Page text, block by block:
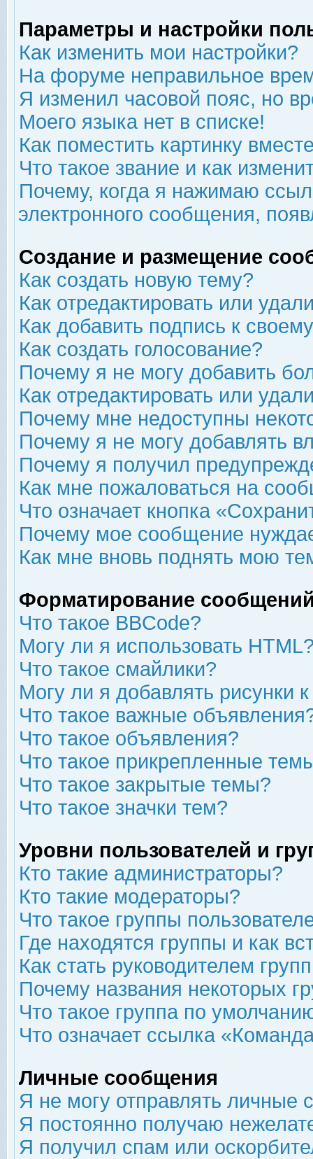
Параметры и настройки
Как изменить мои настройки?
На форуме неправильное
Я изменил часовой пояс, но
Моего языка нет в списке!
Как поместить картинку
Что такое звание и как
Почему, когда я нажимаю
электронного сообщения,
Создание и размещение
Как создать новую тему?
Как отредактировать или
Как добавить подпись к
Как создать голосование?
Почему я не могу добавить
Как отредактировать или
Почему мне недоступны
Почему я не могу добавлять
Почему я получил
Как мне пожаловаться на
Что означает кнопка
Почему мое сообщение
Как мне вновь поднять мою
Форматирование
Что такое BBCode?
Могу ли я использовать
Что такое смайлики?
Могу ли я добавлять рисунки
Что такое важные
Что такое объявления?
Что такое прикрепленные
Что такое закрытые темы?
Что такое значки тем?
Уровни пользователей и
Кто такие администраторы?
Кто такие модераторы?
Что такое группы
Где находятся группы и как
Как стать руководителем
Почему названия некоторых
Что такое группа по
Что означает ссылка
Личные сообщения
Я не могу отправлять личные
Я постоянно получаю
Я получил спам или